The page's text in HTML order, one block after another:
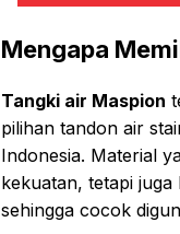
Mengapa
Tangki air Maspion
pilihan tandon air
Indonesia. Material
kekuatan, tetapi
sehingga cocok